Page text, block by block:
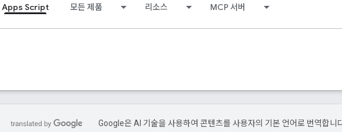
Apps Script 모든 제품 리소스 MCP 서버
Google은 AI 기술을 사용하여 콘텐츠를 사용자의 기본 언어로 번역합니